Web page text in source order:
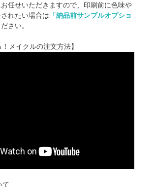
任せいただきますので、印刷前に色味や
れたい場合は 「納品前サンプルオプショ
さい。
！メイクルの注文方法】
て